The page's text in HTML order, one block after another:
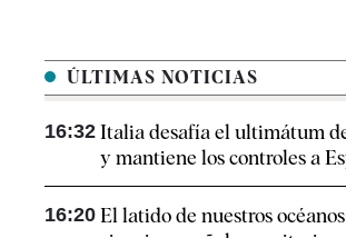
ÚLTIMAS NOTICIAS
16:32 Italia desafía el ultimátum
y mantiene los controles a
16:20 El latido de nuestros